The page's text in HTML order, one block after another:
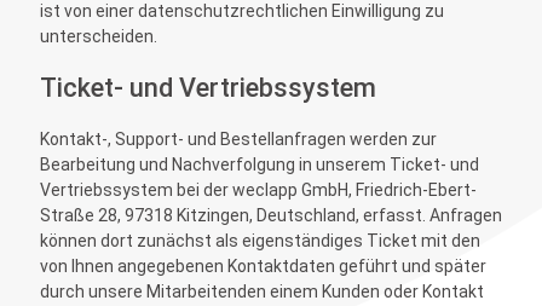
ist von einer datenschutzrechtlichen Einwilligung zu
unterscheiden.
Ticket- und Vertriebssystem
Kontakt-, Support- und Bestellanfragen werden zur
Bearbeitung und Nachverfolgung in unserem Ticket- und
Vertriebssystem bei der weclapp GmbH, Friedrich-Ebert-
Straße 28, 97318 Kitzingen, Deutschland, erfasst. Anfragen
können dort zunächst als eigenständiges Ticket mit den
von Ihnen angegebenen Kontaktdaten geführt und später
durch unsere Mitarbeitenden einem Kunden oder Kontakt